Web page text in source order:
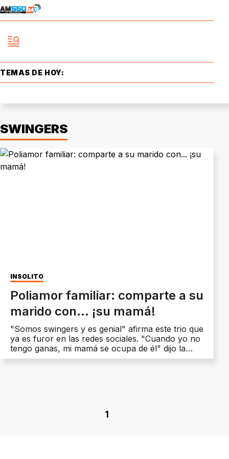
TEMAS DE HOY:
SWINGERS
INSÓLITO
Poliamor familiar: comparte a su
marido con... ¡su mamá!
"Somos swingers y es genial" afirma este trio que
ya es furor en las redes sociales. "Cuando yo no
tengo ganas, mi mamá se ocupa de él" dijo la
joven.
1